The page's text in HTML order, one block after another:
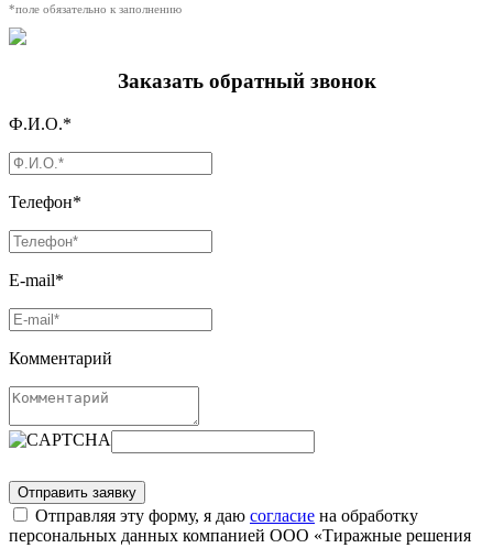
*поле обязательно к заполнению
Заказать обратный звонок
Ф.И.О.*
Телефон*
E-mail*
Комментарий
Отправляя эту форму, я даю согласие на обработку
персональных данных компанией ООО «Тиражные решения